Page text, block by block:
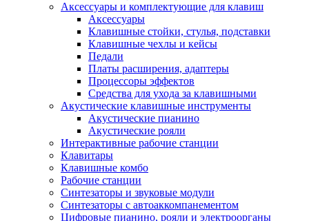
Аксессуары и комплектующие для клавиш
Аксессуары
Клавишные стойки, стулья, подставки
Клавишные чехлы и кейсы
Педали
Платы расширения, адаптеры
Процессоры эффектов
Средства для ухода за клавишными
Акустические клавишные инструменты
Акустические пианино
Акустические рояли
Интерактивные рабочие станции
Клавитары
Клавишные комбо
Рабочие станции
Синтезаторы и звуковые модули
Синтезаторы с автоаккомпанементом
Цифровые пианино, рояли и электроорганы